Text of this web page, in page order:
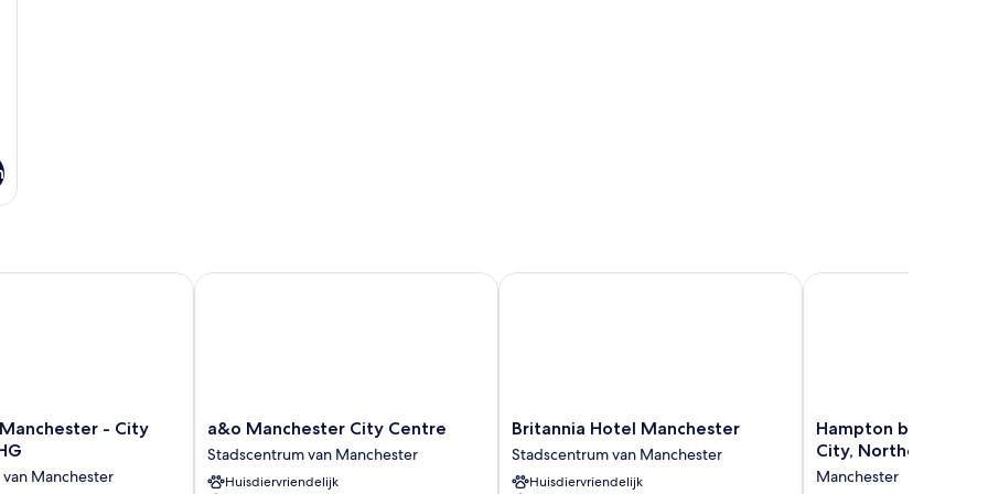
- City
Manchester
- City Centre by IHG
a&o
Manchester
City
Centre
a&o Manchester City Centre
Stadscentrum van Manchester
Huisdiervriendelijk
a&o Manchester City Centre
Britannia
Hotel
Manchester
Stadscentrum
Britannia Hotel Manchester
Stadscentrum van Manchester
Huisdiervriendelijk
Britannia Hotel Manchester
Hampton
by
Hilton
Manchester
Hampton by Hilton
City, Northern
Manchester
Hampton by Hilton